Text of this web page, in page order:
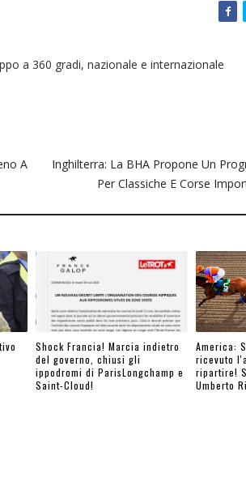
a 360 gradi, nazionale e internazionale
A
Inghilterra: La BHA Propone Un
Per Classiche E Corse
Shock Francia! Marcia indietro
del governo, chiusi gli
ippodromi di ParisLongchamp e
Saint-Cloud!
America:
ricevuto
ripartire!
Umberto